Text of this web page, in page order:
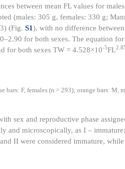
between mean FL values ​​for
(males: 305 g, females: 330 g;
(Fig. S1), with no difference
for both sexes. The equation
for both sexes TW = 4.528×10-5FL
bars: F, females (n = 293); orange bars: M,
sex and reproductive phase
and microscopically, as I –
II were considered immature,